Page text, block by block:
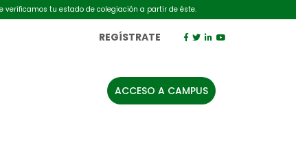
verificamos tu estado de colegiación a partir de éste.
REGÍSTRATE
ACCESO A CAMPUS